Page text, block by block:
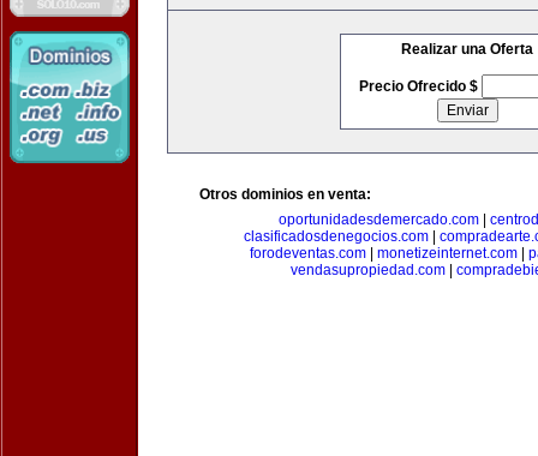
Realizar una Oferta
Precio Ofrecido $
Otros dominios en venta:
oportunidadesdemercado.com
clasificadosdenegocios.com|
forodeventas.com| monetizeinternet.com|
vendasupropiedad.com|